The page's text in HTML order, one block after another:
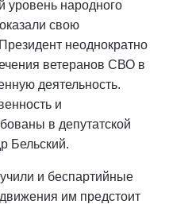
уровень народного
свою
неоднократно
ветеранов СВО в
деятельность.
и
в депутатской
Бельский.
и беспартийные
им предстоит